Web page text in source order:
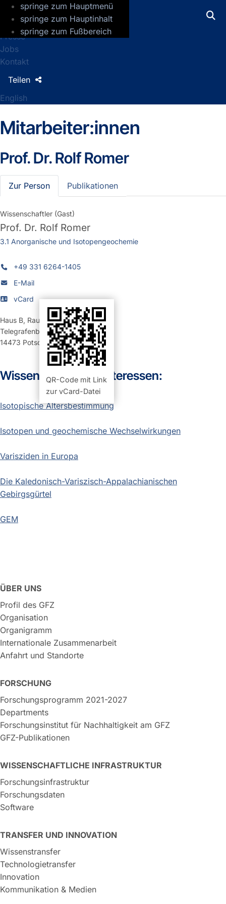
springe zum Hauptmenü
springe zum Hauptinhalt
springe zum Fußbereich
GFZ Helmholtz-Zentrum für
Presse
Jobs
Kontakt
English
Teilen
Mitarbeiter:innen
Prof. Dr.Rolf Romer
Zur Person Publikationen
Wissenschaftler (Gast)
Prof. Dr. Rolf Romer
3.1 Anorganische und Isotopengeochemie
+49 331 6264-1405
E-Mail
vCard
QR-Code mit Link
zur vCard-Datei
Haus B, Raum 122 (Büro)
Telegrafenberg
14473 Potsdam
Wissenschaftliche Interessen:
Isotopische Altersbestimmung
Isotopen und geochemische Wechselwirkungen
Varisziden in Europa
Die Kaledonisch-Variszisch-Appalachianischen
Gebirgsgürtel
GEM
ÜBER UNS
Profil des GFZ
Organisation
Organigramm
Internationale Zusammenarbeit
Anfahrt und Standorte
FORSCHUNG
Forschungsprogramm 2021-2027
Departments
Forschungsinstitut für Nachhaltigkeit am GFZ
GFZ-Publikationen
WISSENSCHAFTLICHE INFRASTRUKTUR
Forschungsinfrastruktur
Forschungsdaten
Software
TRANSFER UND INNOVATION
Wissenstransfer
Technologietransfer
Innovation
Kommunikation & Medien